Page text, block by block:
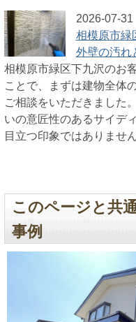
2026-07-31
相模原市緑
外壁の汚れ
相模原市緑区下九沢のお
ことで、まずは建物全体
ご相談をいただきました
いの意匠性のあるサイデ
目立つ印象ではありませ
このページと共
事例